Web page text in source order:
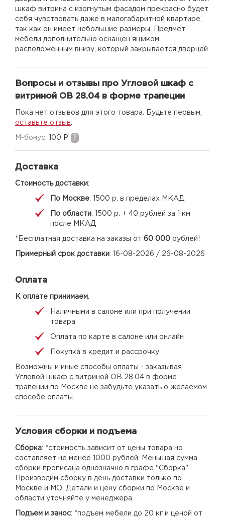
шкаф витрина с изогнутым фасадом прекрасно будет
себя чувствовать даже в малогабаритной квартире,
так как он имеет небольшие размеры. Предмет
мебели дополнительно оснащен ящиком,
расположенным внизу, который закрывается дверцей.
Вопросы и отзывы про Угловой шкаф с
витриной ОВ 28.04 в форме трапеции
Пока нет отзывов для этого товара. Будьте первым,
оставьте отзыв
M-бонус: 100 Р ?
Доставка
Стоимость доставки:
По Москве: 1500 р. в пределах МКАД
По области: 1500 р. + 40 рублей за 1 км
после МКАД
*Бесплатная доставка на заказы от 60 000 рублей!
Примерный срок доставки: 16-08-2026 / 26-08-2026
Оплата
К оплате принимаем:
Наличными в салоне или при получении
товара
Оплата по карте в салоне или онлайн
Покупка в кредит и рассрочку
Возможны и иные способы оплаты - заказывая
Угловой шкаф с витриной ОВ 28.04 в форме
трапеции по Москве не забудьте указать о желаемом
способе оплаты.
Условия сборки и подъема
Сборка: *стоимость зависит от цены товара но
составляет не менее 1000 рублей. Меньшая сумма
сборки прописана однозначно в графе "Сборка".
Производим сборку в день доставки только по
Москве и МО. Детали и цену сборки по Москве и
области уточняйте у менеджера.
Подъем и занос: *подъем мебели до 20 кг и ценой от